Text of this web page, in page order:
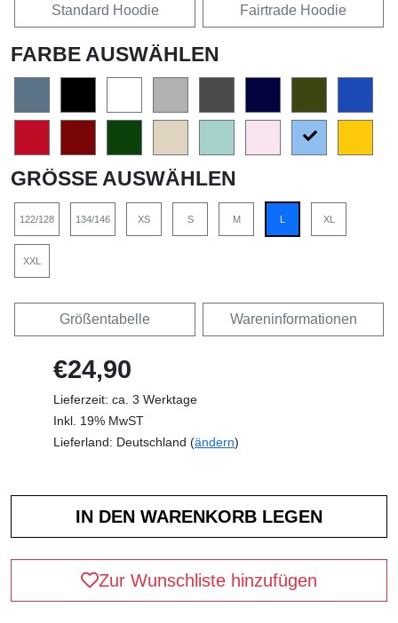
Standard Hoodie Fairtrade Hoodie
FARBE AUSWÄHLEN
GRÖSSE AUSWÄHLEN
122/128 134/146 XS S M L XL
XXL
Größentabelle Wareninformationen
€24,90
Lieferzeit: ca. 3 Werktage
Inkl. 19% MwST
Lieferland: Deutschland (ändern)
Zur Wunschliste hinzufügen